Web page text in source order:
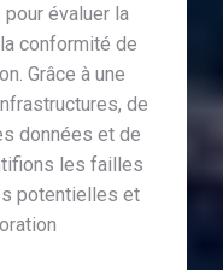
évaluer la
conformité de
Grâce à une
de
données et de
les failles
potentielles et